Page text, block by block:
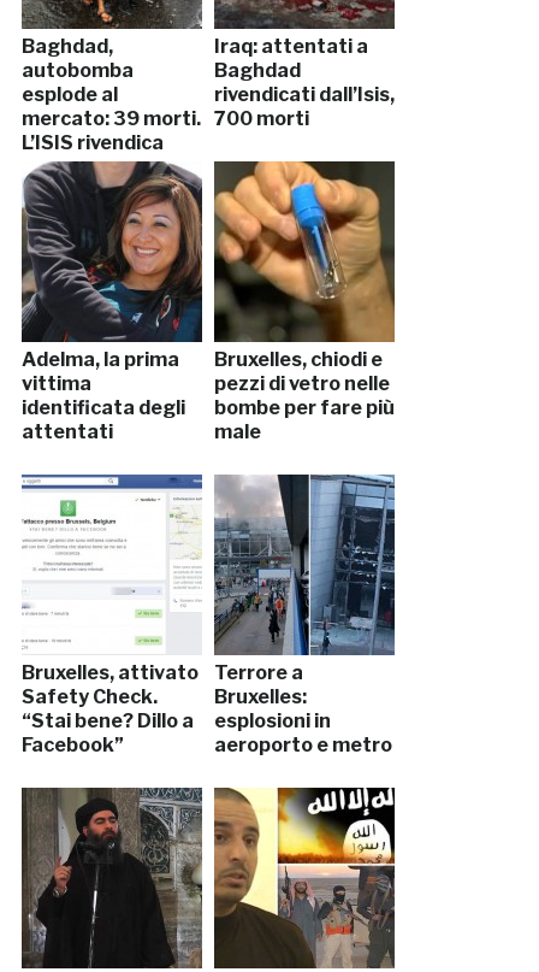
Baghdad,
autobomba
esplode al
mercato: 39 morti.
L’ISIS rivendica
Iraq: attentati a
Baghdad
rivendicati dall’Isis,
700 morti
Adelma, la prima
vittima
identificata degli
attentati
Bruxelles, chiodi e
pezzi di vetro nelle
bombe per fare più
male
Bruxelles, attivato
Safety Check.
“Stai bene? Dillo a
Facebook”
Terrore a
Bruxelles:
esplosioni in
aeroporto e metro